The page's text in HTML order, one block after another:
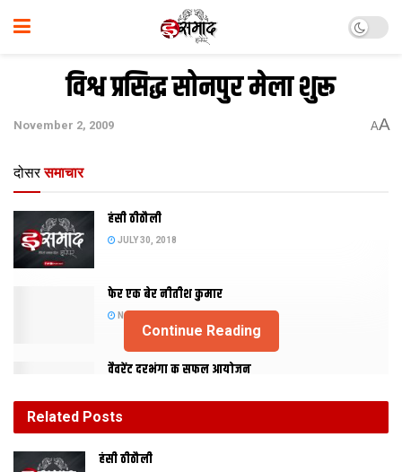
विश्व प्रसिद्ध सोनपुर मेला शुरू
November 2, 2009 AA
दोसर समाचार
हंसी ठीठौली
JULY 30, 2018
फेर एक बेर नीतीश कुमार
NOVEMBER 20, 2015
वैवरेंट दरभंगा क सफल आयोजन
Continue Reading
Related Posts
हंसी ठीठौली